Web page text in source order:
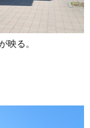
映る。